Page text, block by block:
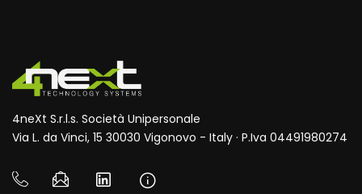
4neXt S.r.l.s. Società Unipersonale
Via L. da Vinci, 15 30030 Vigonovo - Italy · P.Iva 04491980274